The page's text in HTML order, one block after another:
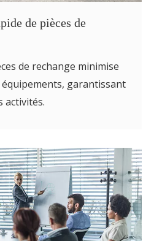
de pièces de
de rechange minimise
équipements, garantissant
activités.